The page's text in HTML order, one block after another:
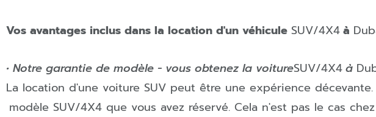
Vos avantages inclus dans la location d'un véhicule SUV/4X4à
• Notre garantie de modèle - vous obtenez la voitureSUV/4X4à
La location d'une voiture SUV peut être une expérience
modèle SUV/4X4 que vous avez réservé. Cela n'est pas le cas